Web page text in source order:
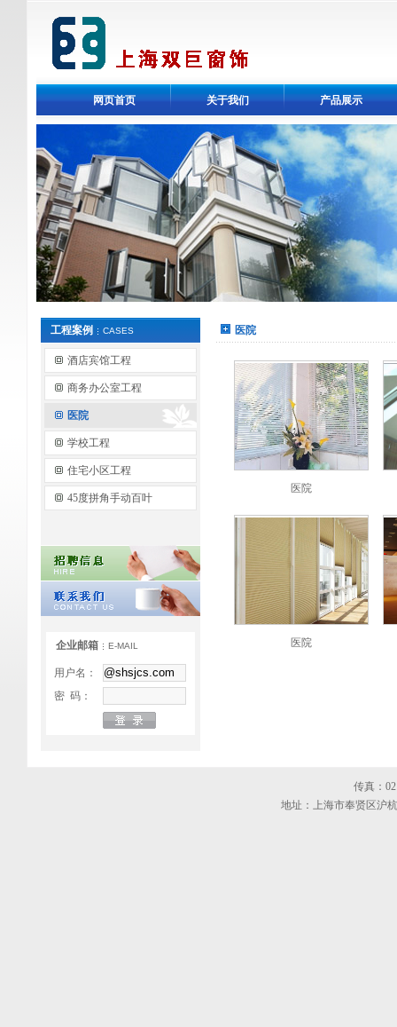
网页首页 关于我们 产品展示
工程案例 CASES
酒店宾馆工程
商务办公室工程
医院
学校工程
住宅小区工程
45度拼角手动百叶
企业邮箱 E-MAIL
用户名：
密 码：
医院
医院
医院
传真：
地址：上海市奉贤区沪